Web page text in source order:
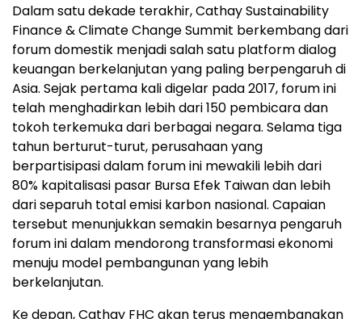
Dalam satu dekade terakhir, Cathay Sustainability
Finance & Climate Change Summit berkembang dari
forum domestik menjadi salah satu platform dialog
keuangan berkelanjutan yang paling berpengaruh di
Asia. Sejak pertama kali digelar pada 2017, forum ini
telah menghadirkan lebih dari 150 pembicara dan
tokoh terkemuka dari berbagai negara. Selama tiga
tahun berturut-turut, perusahaan yang
berpartisipasi dalam forum ini mewakili lebih dari
80% kapitalisasi pasar Bursa Efek Taiwan dan lebih
dari separuh total emisi karbon nasional. Capaian
tersebut menunjukkan semakin besarnya pengaruh
forum ini dalam mendorong transformasi ekonomi
menuju model pembangunan yang lebih
berkelanjutan.
Ke depan, Cathay FHC akan terus mengembangkan